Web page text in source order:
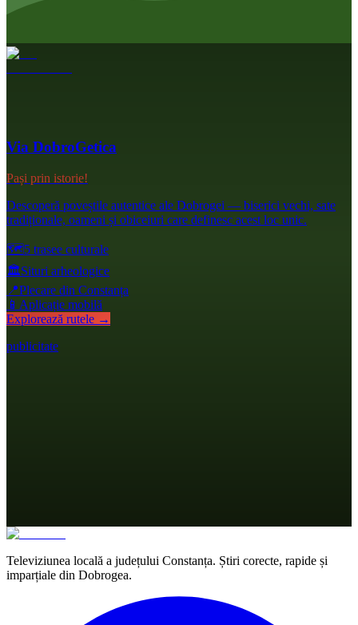
Via DobroGetica
Pași prin istorie!
Descoperă poveștile autentice ale Dobrogei — biserici vechi, sate
tradiționale, oameni și obiceiuri care definesc acest loc unic.
🗺️5 trasee culturale
🏛️Situri arheologice
📍Plecare din Constanța
📱 Aplicație mobilă
Explorează rutele →
publicitate
Televiziunea locală a județului Constanța. Știri corecte, rapide și
imparțiale din Dobrogea.